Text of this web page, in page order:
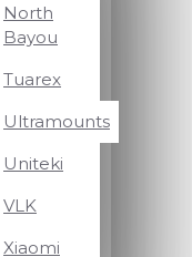
North
Bayou
Tuarex
Ultramounts
Uniteki
VLK
Xiaomi